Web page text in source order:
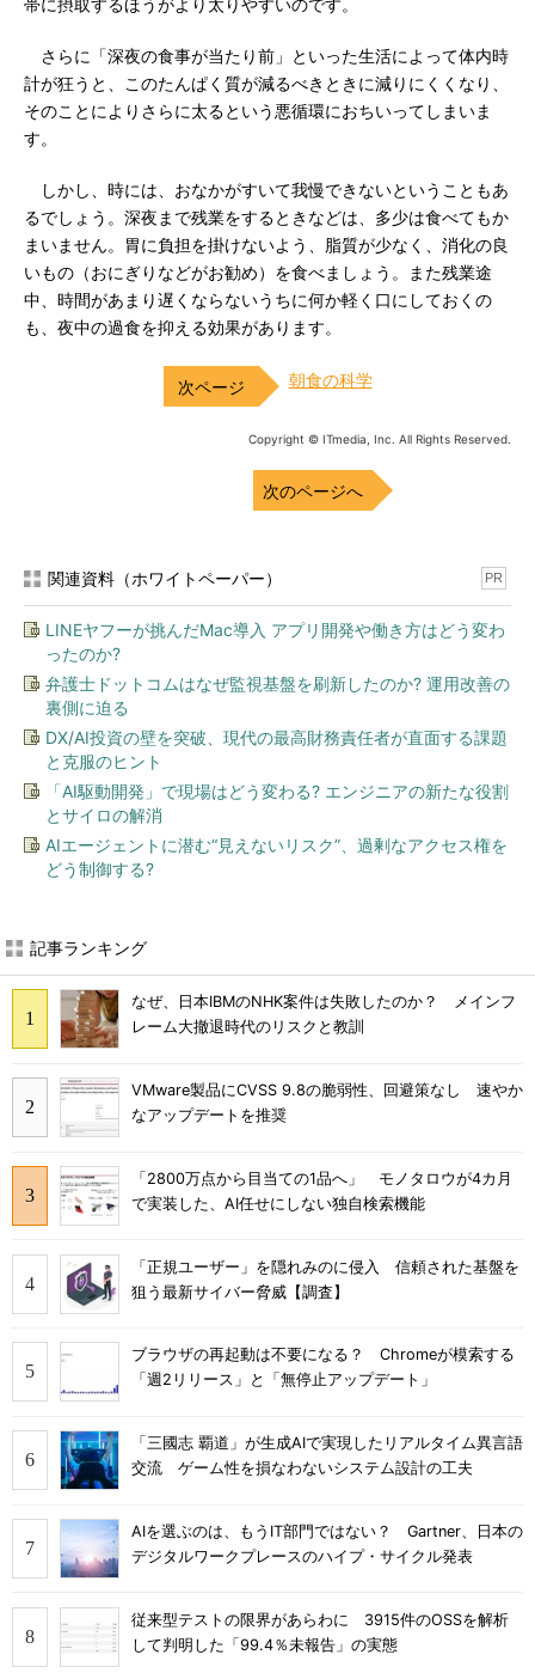
帯に摂取するほうがより太りやすいのです。
さらに「深夜の食事が当たり前」といった生活によって体内時
計が狂うと、このたんぱく質が減るべきときに減りにくくなり、
そのことによりさらに太るという悪循環におちいってしまいま
す。
しかし、時には、おなかがすいて我慢できないということもあ
るでしょう。深夜まで残業をするときなどは、多少は食べてもか
まいません。胃に負担を掛けないよう、脂質が少なく、消化の良
いもの（おにぎりなどがお勧め）を食べましょう。また残業途
中、時間があまり遅くならないうちに何か軽く口にしておくの
も、夜中の過食を抑える効果があります。
朝食の科学
Copyright © ITmedia, Inc. All Rights Reserved.
次のページへ
関連資料（ホワイトペーパー） PR
LINEヤフーが挑んだMac導入 アプリ開発や働き方はどう変わ
ったのか?
弁護士ドットコムはなぜ監視基盤を刷新したのか? 運用改善の
裏側に迫る
DX/AI投資の壁を突破、現代の最高財務責任者が直面する課題
と克服のヒント
「AI駆動開発」で現場はどう変わる? エンジニアの新たな役割
とサイロの解消
AIエージェントに潜む“見えないリスク”、過剰なアクセス権を
どう制御する?
記事ランキング
なぜ、日本IBMのNHK案件は失敗したのか？ メインフ
レーム大撤退時代のリスクと教訓
VMware製品にCVSS 9.8の脆弱性、回避策なし 速やか
なアップデートを推奨
「2800万点から目当ての1品へ」 モノタロウが4カ月
で実装した、AI任せにしない独自検索機能
「正規ユーザー」を隠れみのに侵入 信頼された基盤を
狙う最新サイバー脅威【調査】
ブラウザの再起動は不要になる？ Chromeが模索する
「週2リリース」と「無停止アップデート」
「三國志 覇道」が生成AIで実現したリアルタイム異言語
交流 ゲーム性を損なわないシステム設計の工夫
AIを選ぶのは、もうIT部門ではない？ Gartner、日本の
デジタルワークプレースのハイプ・サイクル発表
従来型テストの限界があらわに 3915件のOSSを解析
して判明した「99.4％未報告」の実態